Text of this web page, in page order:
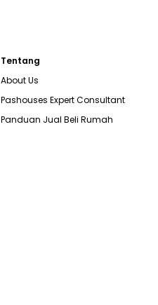
Tentang
About Us
Pashouses Expert Consultant
Panduan Jual Beli Rumah